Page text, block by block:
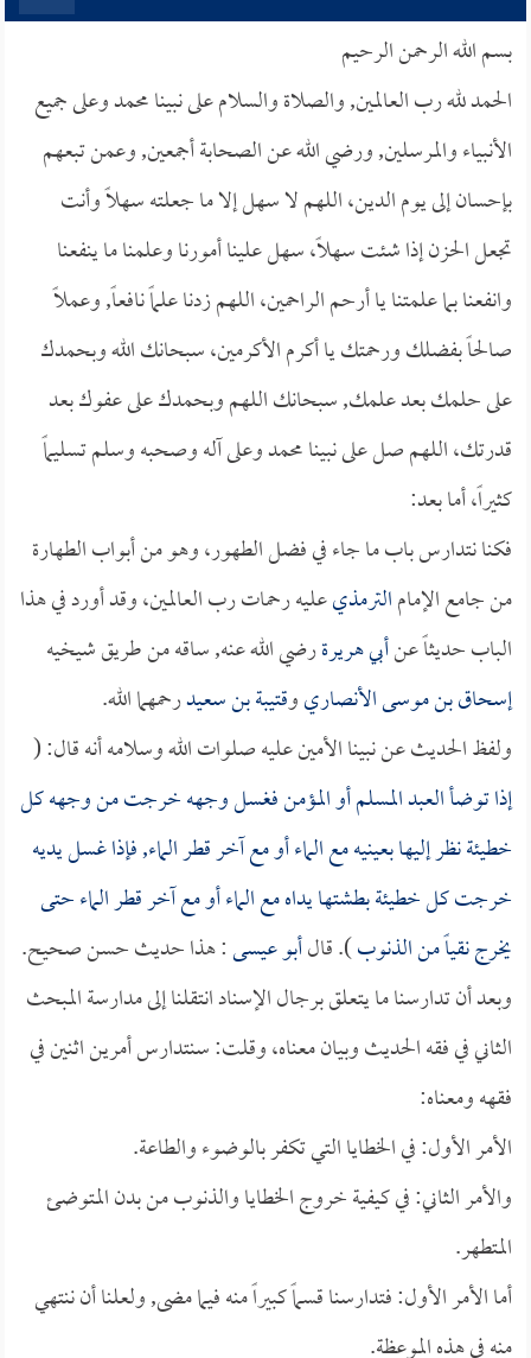
بسم الله الرحمن الرحيم
الحمد لله رب العالمين, والصلاة والسلام على نبينا محمد وعلى جميع
الأنبياء والمرسلين, ورضي الله عن الصحابة أجمعين, وعمن تبعهم
بإحسان إلى يوم الدين، اللهم لا سهل إلا ما جعلته سهلاً وأنت
تجعل الحزن إذا شئت سهلاً، سهل علينا أمورنا وعلمنا ما ينفعنا
وانفعنا بما علمتنا يا أرحم الراحمين، اللهم زدنا علماً نافعاً, وعملاً
صالحاً بفضلك ورحمتك يا أكرم الأكرمين، سبحانك الله وبحمدك
على حلمك بعد علمك, سبحانك اللهم وبحمدك على عفوك بعد
قدرتك، اللهم صل على نبينا محمد وعلى آله وصحبه وسلم تسليماً
كثيراً، أما بعد:
فكنا نتدارس باب ما جاء في فضل الطهور، وهو من أبواب الطهارة
من جامع الإمامالترمذيعليه رحمات رب العالمين، وقد أورد في هذا
الباب حديثاً عنأبي هريرةرضي الله عنه, ساقه من طريق شيخيه
إسحاق بن موسى الأنصاريوقتيبة بن سعيدرحمهما الله.
ولفظ الحديث عن نبينا الأمين عليه صلوات الله وسلامه أنه قال: (
إذا توضأ العبد المسلم أو المؤمن فغسل وجهه خرجت من وجهه كل
خطيئة نظر إليها بعينيه مع الماء أو مع آخر قطر الماء, فإذا غسل يديه
خرجت كل خطيئة بطشتها يداه مع الماء أو مع آخر قطر الماء حتى
يخرج نقياً من الذنوب). قالأبو عيسى: هذا حديث حسن صحيح.
وبعد أن تدارسنا ما يتعلق برجال الإسناد انتقلنا إلى مدارسة المبحث
الثاني في فقه الحديث وبيان معناه، وقلت: سنتدارس أمرين اثنين في
فقهه ومعناه:
الأمر الأول: في الخطايا التي تكفر بالوضوء والطاعة.
والأمر الثاني: في كيفية خروج الخطايا والذنوب من بدن المتوضئ
المتطهر.
أما الأمر الأول: فتدارسنا قسماً كبيراً منه فيما مضى, ولعلنا أن ننتهي